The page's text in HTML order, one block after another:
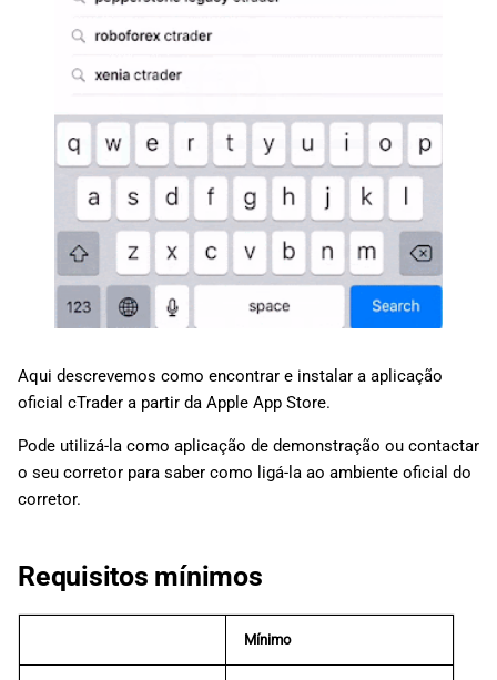
Aqui descrevemos como encontrar e instalar a aplicação
oficial cTrader a partir da Apple App Store.
Pode utilizá-la como aplicação de demonstração ou contactar
o seu corretor para saber como ligá-la ao ambiente oficial do
corretor.
Requisitos mínimos
Mínimo